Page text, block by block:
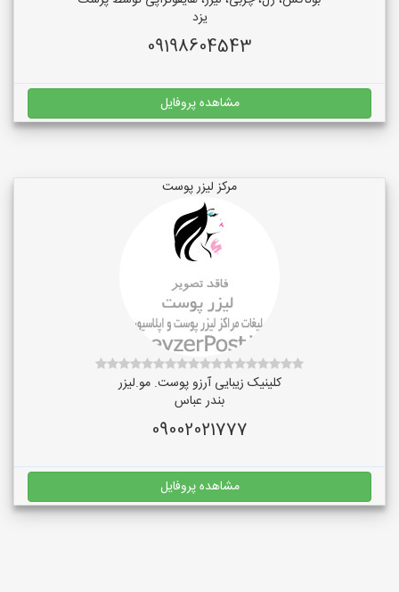
یزد
09198604543
مشاهده پروفایل
مرکز لیزر پوست
کلینیک زیبایی آرزو پوست. مو.لیزر
بندر عباس
09002021777
مشاهده پروفایل